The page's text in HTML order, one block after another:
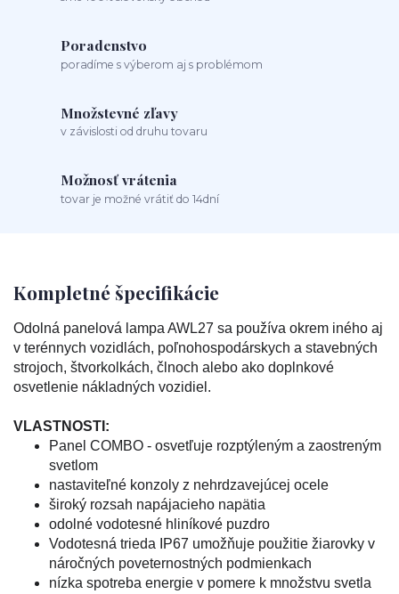
Poradenstvo
poradíme s výberom aj s problémom
Množstevné zľavy
v závislosti od druhu tovaru
Možnosť vrátenia
tovar je možné vrátiť do 14dní
Kompletné špecifikácie
Odolná panelová lampa AWL27 sa používa okrem iného aj
v terénnych vozidlách, poľnohospodárskych a stavebných
strojoch, štvorkolkách, člnoch alebo ako doplnkové
osvetlenie nákladných vozidiel.
VLASTNOSTI:
Panel COMBO - osvetľuje rozptýleným a zaostreným
svetlom
nastaviteľné konzoly z nehrdzavejúcej ocele
široký rozsah napájacieho napätia
odolné vodotesné hliníkové puzdro
Vodotesná trieda IP67 umožňuje použitie žiarovky v
náročných poveternostných podmienkach
nízka spotreba energie v pomere k množstvu svetla